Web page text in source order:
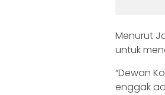
Menurut
untuk
“Dewan
enggak